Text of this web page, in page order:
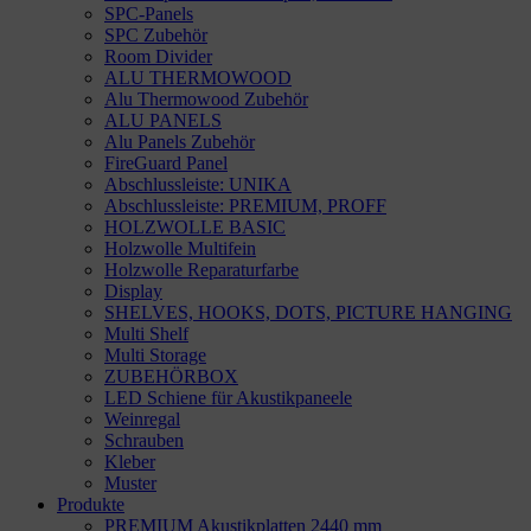
SPC-Panels
SPC Zubehör
Room Divider
ALU THERMOWOOD
Alu Thermowood Zubehör
ALU PANELS
Alu Panels Zubehör
FireGuard Panel
Abschlussleiste: UNIKA
Abschlussleiste: PREMIUM, PROFF
HOLZWOLLE BASIC
Holzwolle Multifein
Holzwolle Reparaturfarbe
Display
SHELVES, HOOKS, DOTS, PICTURE HANGING
Multi Shelf
Multi Storage
ZUBEHÖRBOX
LED Schiene für Akustikpaneele
Weinregal
Schrauben
Kleber
Muster
Produkte
PREMIUM Akustikplatten 2440 mm